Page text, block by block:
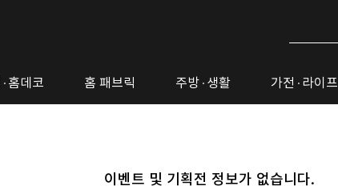
홈데코 홈 패브릭 주방· 생활 가전· 라이프
이벤트 및 기획전 정보가 없습니다.